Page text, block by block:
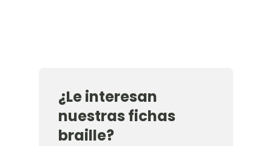
¿Le interesan
nuestras fichas
braille?